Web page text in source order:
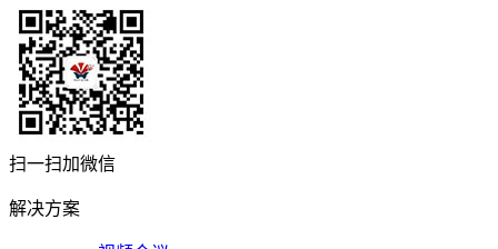
扫一扫加微信
解决方案